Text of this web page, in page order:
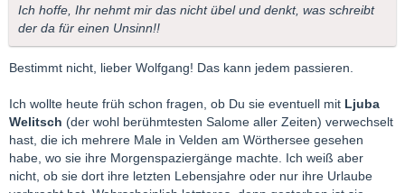
Ich hoffe, Ihr nehmt mir das nicht übel und denkt, was schreibt
der da für einen Unsinn!!
Bestimmt nicht, lieber Wolfgang! Das kann jedem passieren.
Ich wollte heute früh schon fragen, ob Du sie eventuell mit Ljuba
Welitsch (der wohl berühmtesten Salome aller Zeiten) verwechselt
hast, die ich mehrere Male in Velden am Wörthersee gesehen
habe, wo sie ihre Morgenspaziergänge machte. Ich weiß aber
nicht, ob sie dort ihre letzten Lebensjahre oder nur ihre Urlaube